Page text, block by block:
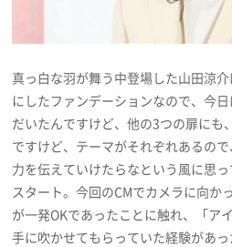
真っ白な羽が舞う中登場した山田涼
にしたファンデーションなので、今
だいたんですけど、他の3つの扉にも
ですけど、テーマがそれぞれあるの
力を伝えていけたらなという風に思
スタート。今回のCMでカメラに向か
が一発OKであったことに触れ、「ア
手に吹かせてもらっていた経験があ